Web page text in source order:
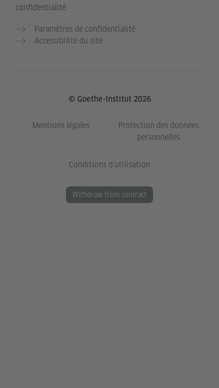
confidentialité
Paramètres de confidentialité
Accessibilité du site
© Goethe-Institut 2026
Mentions légales
Protection des données
personnelles
Conditions d'utilisation
Withdraw from contract